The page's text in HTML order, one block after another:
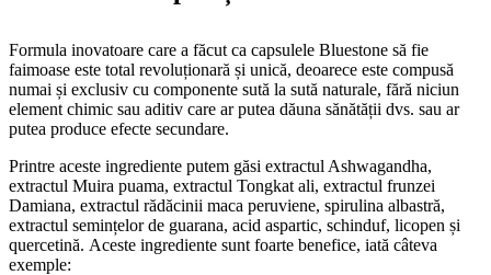
Formula inovatoare care a făcut ca capsulele Bluestone să fie
faimoase este total revoluționară și unică, deoarece este compusă
numai și exclusiv cu componente sută la sută naturale, fără niciun
element chimic sau aditiv care ar putea dăuna sănătății dvs. sau ar
putea produce efecte secundare.
Printre aceste ingrediente putem găsi extractul Ashwagandha,
extractul Muira puama, extractul Tongkat ali, extractul frunzei
Damiana, extractul rădăcinii maca peruviene, spirulina albastră,
extractul semințelor de guarana, acid aspartic, schinduf, licopen și
quercetină. Aceste ingrediente sunt foarte benefice, iată câteva
exemple: